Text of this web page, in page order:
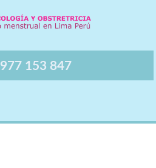
977 153 847